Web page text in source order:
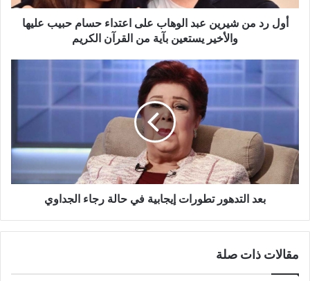
حسام
حبيب
القرآن
أول رد من شيرين عبد الوهاب على اعتداء حسام حبيب عليها
والأخير يستعين بآية من القرآن الكريم
إيجابية
رجاء
الجداوي
بعد التدهور تطورات إيجابية في حالة رجاء الجداوي
مقالات ذات صلة